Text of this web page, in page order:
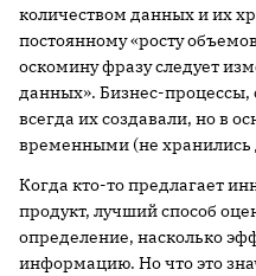
количеством данных и их
постоянному «росту
оскомину фразу следует
данных». Бизнес-
всегда их создавали, но в
временными (не хранились
Когда кто-то предлагает
продукт, лучший способ
определение, насколько
информацию. Но что это